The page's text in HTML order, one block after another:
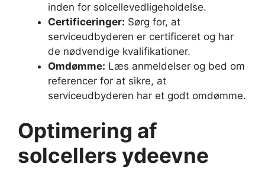
inden for solcellevedligeholdelse.
Certificeringer: Sørg for, at
serviceudbyderen er certificeret og har
de nødvendige kvalifikationer.
Omdømme: Læs anmeldelser og bed om
referencer for at sikre, at
serviceudbyderen har et godt omdømme.
Optimering af
solcellers ydeevne